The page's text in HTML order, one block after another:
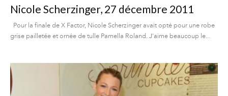
Nicole Scherzinger, 27 décembre 2011
Pour la finale de X Factor, Nicole Scherzinger avait opté pour une robe
grise pailletée et ornée de tulle Pamella Roland. J'aime beaucoup le...